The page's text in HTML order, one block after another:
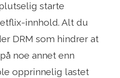
starte
innhold. Alt du
DRM som hindrer at
noe annet enn
opprinnelig lastet